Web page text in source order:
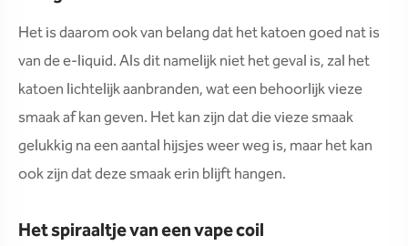
Het is daarom ook van belang dat het katoen goed nat is
van de e-liquid. Als dit namelijk niet het geval is, zal het
katoen lichtelijk aanbranden, wat een behoorlijk vieze
smaak af kan geven. Het kan zijn dat die vieze smaak
gelukkig na een aantal hijsjes weer weg is, maar het kan
ook zijn dat deze smaak erin blijft hangen.
Het spiraaltje van een vape coil